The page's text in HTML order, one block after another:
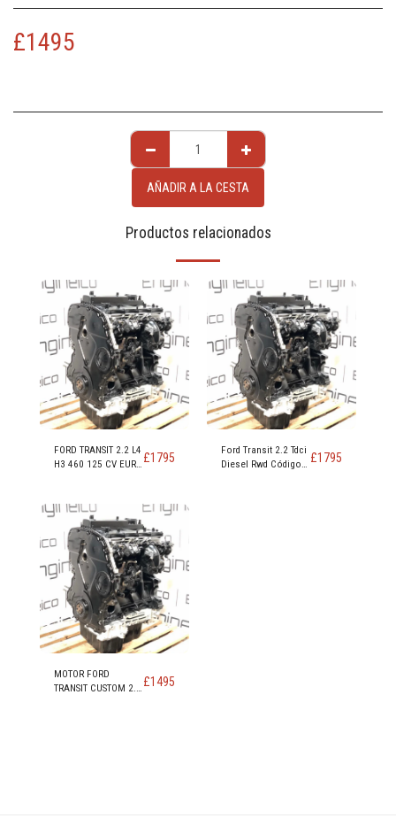
£1495
AÑADIR A LA CESTA
Productos relacionados
FORD TRANSIT 2.2 L4
H3 460 125 CV EURO
MOTOR CYRA CYRB
CYR5 - Copia
£1795
Ford Transit 2.2 Tdci
Diesel Rwd Código
£1795
MOTOR FORD
TRANSIT CUSTOM 2.2 £1495